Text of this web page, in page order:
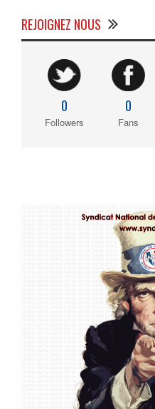
REJOIGNEZ NOUS
0
Followers
0
Fans